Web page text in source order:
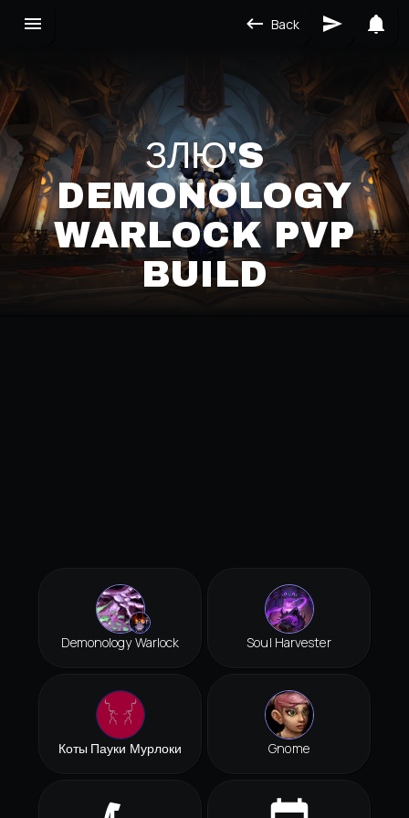
Back
ЗЛЮ'S
DEMONOLOGY
WARLOCK PVP
BUILD
Demonology Warlock Soul Harvester
Коты Пауки Мурлоки Gnome